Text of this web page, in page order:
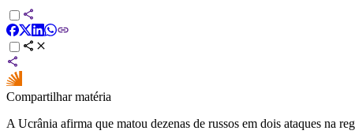
Compartilhar matéria
A Ucrânia afirma que matou dezenas de russos em dois ataques na